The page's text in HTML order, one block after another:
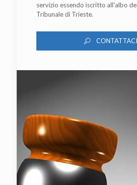
servizio essendo iscritto all'albo
Tribunale di Trieste.
CONTATTACI